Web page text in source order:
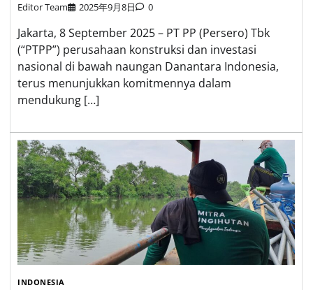
Editor Team 2025年9月8日 0
Jakarta, 8 September 2025 – PT PP (Persero) Tbk
(“PTPP”) perusahaan konstruksi dan investasi
nasional di bawah naungan Danantara Indonesia,
terus menunjukkan komitmennya dalam
mendukung […]
INDONESIA